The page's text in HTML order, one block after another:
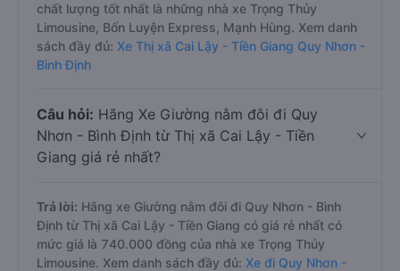
chất lượng tốt nhất là những nhà xe Trọng Thủy
Limousine, Bốn Luyện Express, Mạnh Hùng. Xem danh
sách đầy đủ: Xe Thị xã Cai Lậy - Tiền Giang Quy Nhơn -
Bình Định
Câu hỏi: Hãng Xe Giường nằm đôi đi Quy
Nhơn - Bình Định từ Thị xã Cai Lậy - Tiền
Giang giá rẻ nhất?
Trả lời: Hãng xe Giường nằm đôi đi Quy Nhơn - Bình
Định từ Thị xã Cai Lậy - Tiền Giang có giá rẻ nhất có
mức giá là 740.000 đồng của nhà xe Trọng Thủy
Limousine. Xem danh sách đầy đủ: Xe đi Quy Nhơn -